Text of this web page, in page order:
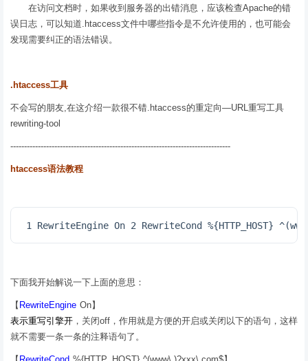
在访问文档时，如果收到服务器的出错消息，应该检查Apache的错
误日志，可以知道.htaccess文件中哪些指令是不允许使用的，也可能会
发现需要纠正的语法错误。
.htaccess工具
不会写的朋友,在这介绍一款很不错.htaccess的重定向—URL重写工具
rewriting-tool
--------------------------------------------------------------------------------
htaccess语法教程
1 RewriteEngine On 2 RewriteCond %{HTTP_HOST}
下面我开始解说一下上面的意思：
【 RewriteEngine On】
表示重写引擎开 ，关闭off，作用就是方便的开启或关闭以下的语句，这样
就不需要一条一条的注释语句了。